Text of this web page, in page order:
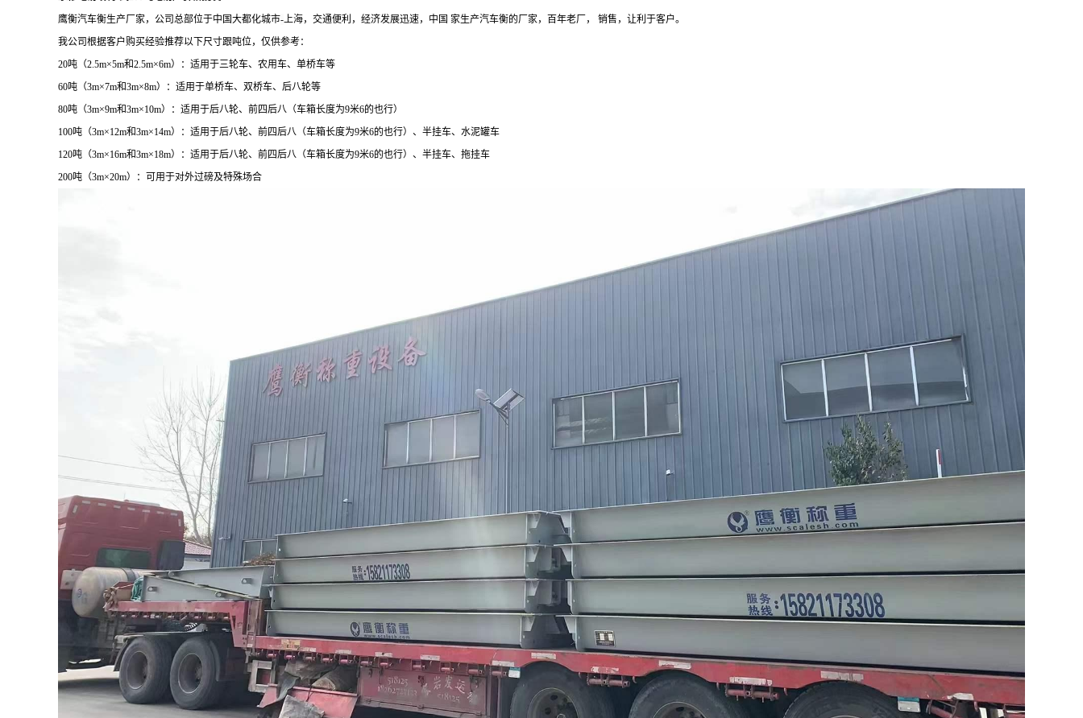
鹰衡汽车衡生产厂家，公司总部位于中国大都化城市-上海，交通便利，经济发展迅速，中国 家生产汽车衡的厂家，百年老厂， 销售，让利于客户。
我公司根据客户购买经验推荐以下尺寸跟吨位，仅供参考：
20吨（2.5m×5m和2.5m×6m）：适用于三轮车、农用车、单桥车等
60吨（3m×7m和3m×8m）：适用于单桥车、双桥车、后八轮等
80吨（3m×9m和3m×10m）：适用于后八轮、前四后八（车箱长度为9米6的也行）
100吨（3m×12m和3m×14m）：适用于后八轮、前四后八（车箱长度为9米6的也行）、半挂车、水泥罐车
120吨（3m×16m和3m×18m）：适用于后八轮、前四后八（车箱长度为9米6的也行）、半挂车、拖挂车
200吨（3m×20m）：可用于对外过磅及特殊场合